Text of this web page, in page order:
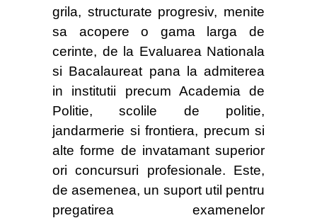
grila, structurate progresiv, menite
sa acopere o gama larga de
cerinte, de la Evaluarea Nationala
si Bacalaureat pana la admiterea
in institutii precum Academia de
Politie, scolile de politie,
jandarmerie si frontiera, precum si
alte forme de invatamant superior
ori concursuri profesionale. Este,
de asemenea, un suport util pentru
pregatirea examenelor